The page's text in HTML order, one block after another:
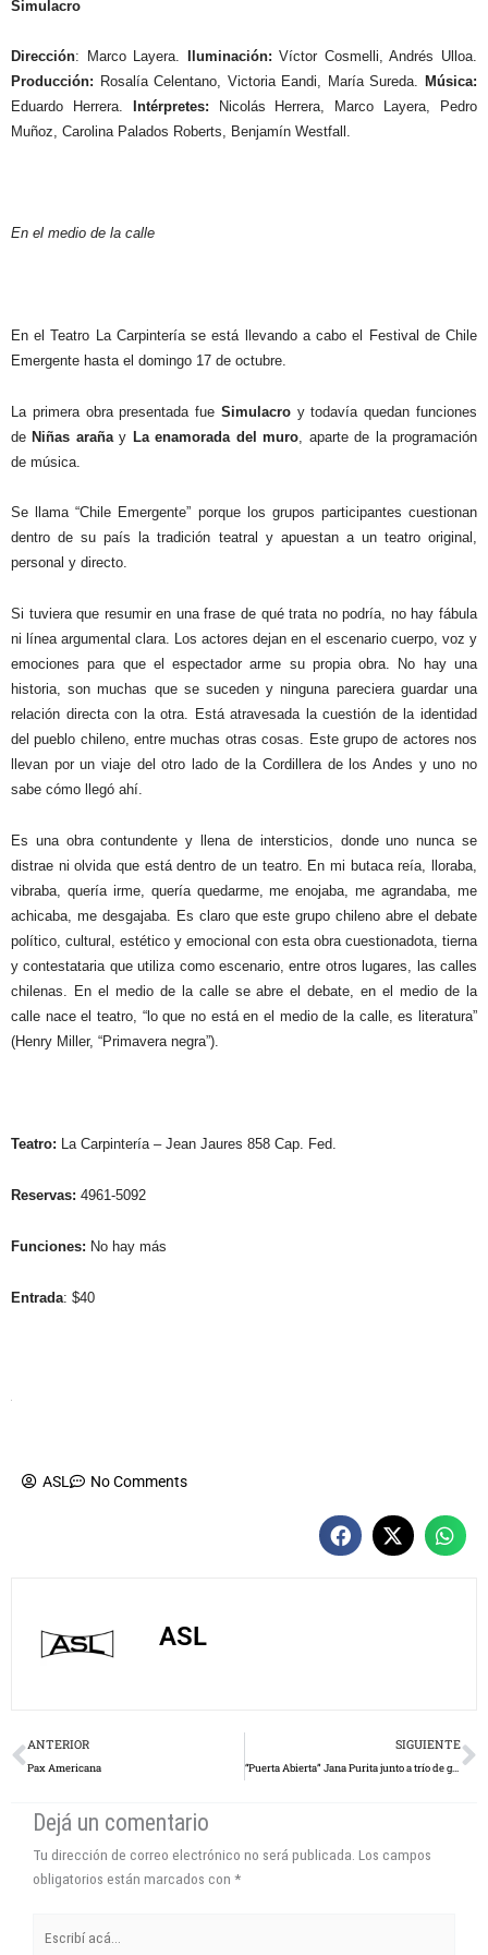
Simulacro
Dirección: Marco Layera. Iluminación: Víctor Cosmelli, Andrés Ulloa.
Producción: Rosalía Celentano, Victoria Eandi, María Sureda.
Música:
Eduardo Herrera.
Intérpretes: Nicolás Herrera, Marco Layera, Pedro
Muñoz, Carolina Palados Roberts, Benjamín Westfall.
En el medio de la calle
En el Teatro La Carpintería se está llevando a cabo el Festival de Chile
Emergente hasta el domingo 17 de octubre.
La primera obra presentada fue Simulacroy todavía quedan funciones
deNiñas arañay La enamorada del muro , aparte de la programación
de música.
Se llama “Chile Emergente” porque los grupos participantes cuestionan
dentro de su país la tradición teatral y apuestan a un teatro original,
personal y directo.
Si tuviera que resumir en una frase de qué trata no podría, no hay fábula
ni línea argumental clara. Los actores dejan en el escenario cuerpo, voz y
emociones para que el espectador arme su propia obra. No hay una
historia, son muchas que se suceden y ninguna pareciera guardar una
relación directa con la otra. Está atravesada la cuestión de la identidad
del pueblo chileno, entre muchas otras cosas. Este grupo de actores nos
llevan por un viaje del otro lado de la Cordillera de los Andes y uno no
sabe cómo llegó ahí.
Es una obra contundente y llena de intersticios, donde uno nunca se
distrae ni olvida que está dentro de un teatro. En mi butaca reía, lloraba,
vibraba, quería irme, quería quedarme, me enojaba, me agrandaba, me
achicaba, me desgajaba. Es claro que este grupo chileno abre el debate
político, cultural, estético y emocional con esta obra cuestionadota, tierna
y contestataria que utiliza como escenario, entre otros lugares, las calles
chilenas. En el medio de la calle se abre el debate, en el medio de la
calle nace el teatro, “lo que no está en el medio de la calle, es literatura”
(Henry Miller, “Primavera negra”).
Teatro: La Carpintería – Jean Jaures 858 Cap. Fed.
Reservas: 4961-5092
Funciones: No hay más
Entrada: $40
ASL No Comments
ASL
Prev
ANTERIOR
Pax Americana
SIGUIENTE
“Puerta Abierta” Jana Purita junto a trío de guitarras Fierro Chifle
Dejá un comentario
Tu dirección de correo electrónico no será publicada. Los campos
obligatorios están marcados con *
acá...